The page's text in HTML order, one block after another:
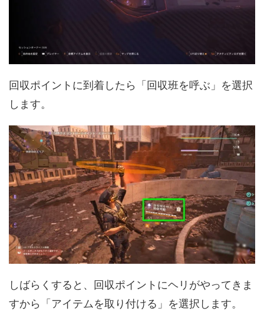
回収ポイントに到着したら「回収班を呼ぶ」を選択
します。
しばらくすると、回収ポイントにヘリがやってきま
すから「アイテムを取り付ける」を選択します。